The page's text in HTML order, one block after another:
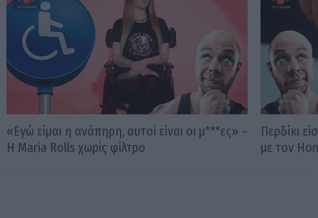
«Εγώ είμαι η ανάπηρη, αυτοί είναι οι μ***ες» –
Η Maria Rolls χωρίς φίλτρο
Περδίκι
με τον